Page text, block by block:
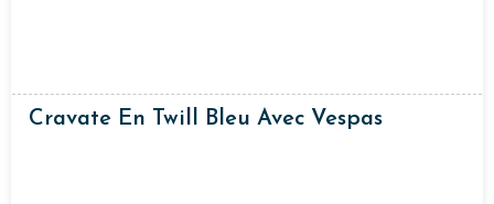
Cravate En Twill Bleu Avec Vespas